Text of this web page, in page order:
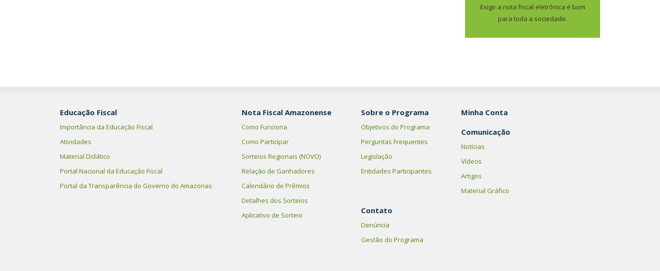
Exigir a nota fiscal eletrônica é bom
para toda a sociedade.
Educação Fiscal
Importância da Educação Fiscal
Atividades
Material Didático
Portal Nacional da Educação Fiscal
Portal da Transparência do Governo do Amazonas
Nota Fiscal Amazonense
Como Funciona
Como Participar
Sorteios Regionais (NOVO)
Relação de Ganhadores
Calendário de Prêmios
Detalhes dos Sorteios
Aplicativo de Sorteio
Sobre o Programa
Objetivos do Programa
Perguntas Frequentes
Legislação
Entidades Participantes
Minha Conta
Comunicação
Notícias
Vídeos
Artigos
Material Gráfico
Contato
Denúncia
Gestão do Programa